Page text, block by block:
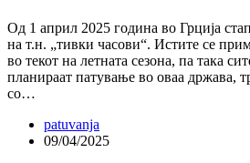
Од 1 април 2025 година во Грција
на т.н. „тивки часови“. Истите се
во текот на летната сезона, па така
планираат патување во оваа држава,
со…
patuvanja
09/04/2025